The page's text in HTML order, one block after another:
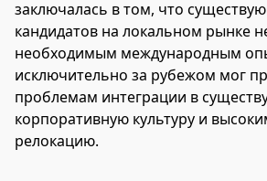
заключалась в том, что
кандидатов на локальном рынке
необходимым международным
исключительно за рубежом мог
проблемам интеграции в
корпоративную культуру и
релокацию.